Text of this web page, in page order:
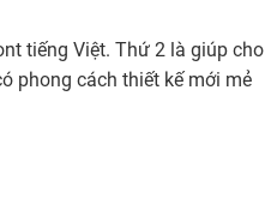
tiếng Việt. Thứ 2 là giúp cho
phong cách thiết kế mới mẻ